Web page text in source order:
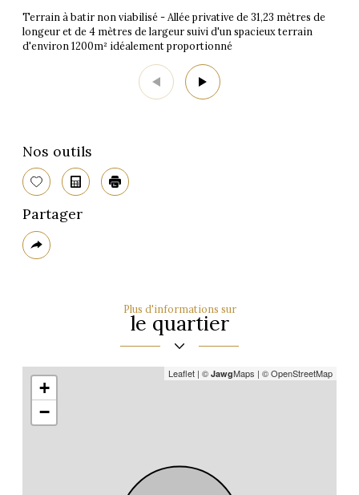
Terrain à batir non viabilisé - Allée privative de 31,23 mètres de
longeur et de 4 mètres de largeur suivi d'un spacieux terrain
d'environ 1200m² idéalement proportionné
Nos outils
SélectionnerCalculatriceImprimer
Partager
Plus
de
Plus d'informations sur
le quartier
+
−
Leaflet | © JawgMaps | © OpenStreetMap